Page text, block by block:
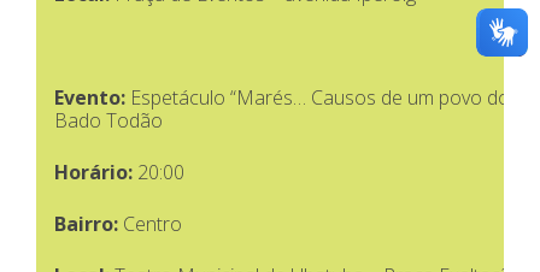
Evento: Espetáculo “Marés… Causos de um povo do
Bado Todão
Horário: 20:00
Bairro: Centro